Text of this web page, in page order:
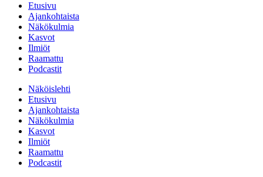
Etusivu
Ajankohtaista
Näkökulmia
Kasvot
Ilmiöt
Raamattu
Podcastit
Näköislehti
Etusivu
Ajankohtaista
Näkökulmia
Kasvot
Ilmiöt
Raamattu
Podcastit